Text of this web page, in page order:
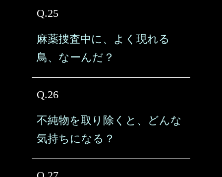
Q.25
麻薬捜査中に、よく現れる
鳥、なーんだ？
Q.26
不純物を取り除くと、どんな
気持ちになる？